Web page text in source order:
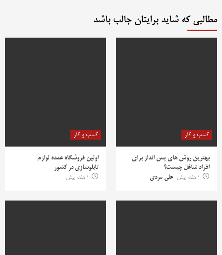
مطالبی که شاید برایتان جالب باشد
کسب و کار
بهترین روش‌ های پس‌ انداز برای
افراد شاغل چیست؟
1 هفته پیش
علی مردی
کسب و کار
اولین فروشگاه عمده لوازم
تابلوسازی در کشور
1 هفته پیش